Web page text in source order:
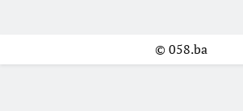
© 058.ba